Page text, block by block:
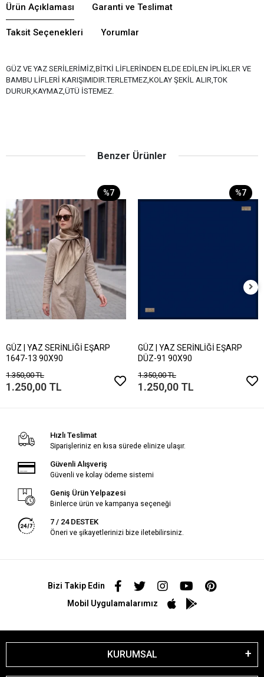
Ürün Açıklaması Garanti ve Teslimat
Taksit Seçenekleri Yorumlar
GÜZ VE YAZ SERİLERİMİZ,BİTKİ LİFLERİNDEN ELDE EDİLEN İPLİKLER VE
BAMBU LİFLERİ KARIŞIMIDIR.TERLETMEZ,KOLAY ŞEKİL ALIR,TOK
DURUR,KAYMAZ,ÜTÜ İSTEMEZ.
Benzer Ürünler
%7
GÜZ | YAZ SERİNLİĞİ EŞARP
1647-13 90X90
1.350,00 TL
1.250,00 TL
%7
GÜZ | YAZ SERİNLİĞİ EŞARP
DÜZ-91 90X90
1.350,00 TL
1.250,00 TL
Hızlı Teslimat
Siparişleriniz en kısa sürede elinize ulaşır.
Güvenli Alışveriş
Güvenli ve kolay ödeme sistemi
Geniş Ürün Yelpazesi
Binlerce ürün ve kampanya seçeneği
7 / 24 DESTEK
Öneri ve şikayetlerinizi bize iletebilirsiniz.
Bizi Takip Edin
Mobil Uygulamalarımız
KURUMSAL